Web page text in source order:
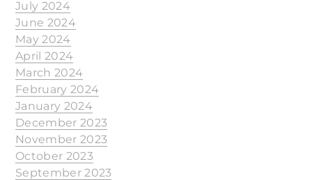
July 2024
June 2024
May 2024
April 2024
March 2024
February 2024
January 2024
December 2023
November 2023
October 2023
September 2023